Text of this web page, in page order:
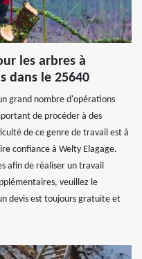
les arbres à
dans le 25640
grand nombre d'opérations
de procéder à des
de ce genre de travail est à
confiance à Welty Elagage.
afin de réaliser un travail
veuillez le
devis est toujours gratuite et